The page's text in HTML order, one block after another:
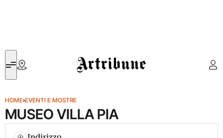
Artribune
HOME›EVENTI E MOSTRE
MUSEO VILLA PIA